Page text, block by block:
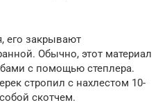
его закрывают
Обычно, этот материал
с помощью степлера.
стропил с нахлестом 10-
скотчем.